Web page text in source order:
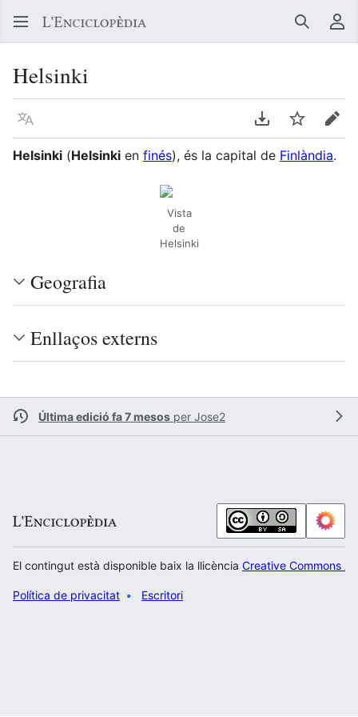
Buscar
Helsinki
Llegir en un atre idioma Descarregar en
Vigilar
Helsinki (Helsinki en finés), és la capital de Finlàndia.
Vista
de
Helsinki
Geografia
Enllaços externs
Última edició fa 7 mesos per Jose2
El contingut està disponible baix la llicència Creative Commons
Política de privacitat Escritori